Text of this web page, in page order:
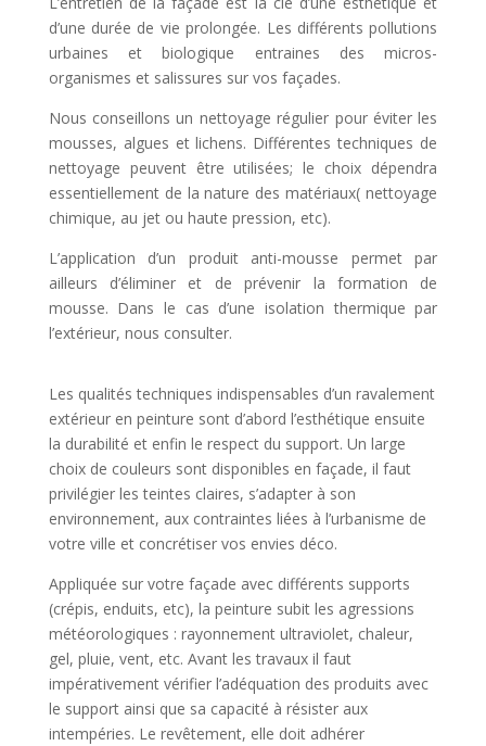
d’une durée de vie prolongée. Les différents pollutions
urbaines et biologique entraines des micros-
organismes et salissures sur vos façades.
Nous conseillons un nettoyage régulier pour éviter les
mousses, algues et lichens. Différentes techniques de
nettoyage peuvent être utilisées; le choix dépendra
essentiellement de la nature des matériaux( nettoyage
chimique, au jet ou haute pression, etc).
L’application d’un produit anti-mousse permet par
ailleurs d’éliminer et de prévenir la formation de
mousse. Dans le cas d’une isolation thermique par
l’extérieur, nous consulter.
Les qualités techniques indispensables d’un ravalement
extérieur en peinture sont d’abord l’esthétique ensuite
la durabilité et enfin le respect du support. Un large
choix de couleurs sont disponibles en façade, il faut
privilégier les teintes claires, s’adapter à son
environnement, aux contraintes liées à l’urbanisme de
votre ville et concrétiser vos envies déco.
Appliquée sur votre façade avec différents supports
(crépis, enduits, etc), la peinture subit les agressions
météorologiques : rayonnement ultraviolet, chaleur,
gel, pluie, vent, etc. Avant les travaux il faut
impérativement vérifier l’adéquation des produits avec
le support ainsi que sa capacité à résister aux
intempéries. Le revêtement, elle doit adhérer